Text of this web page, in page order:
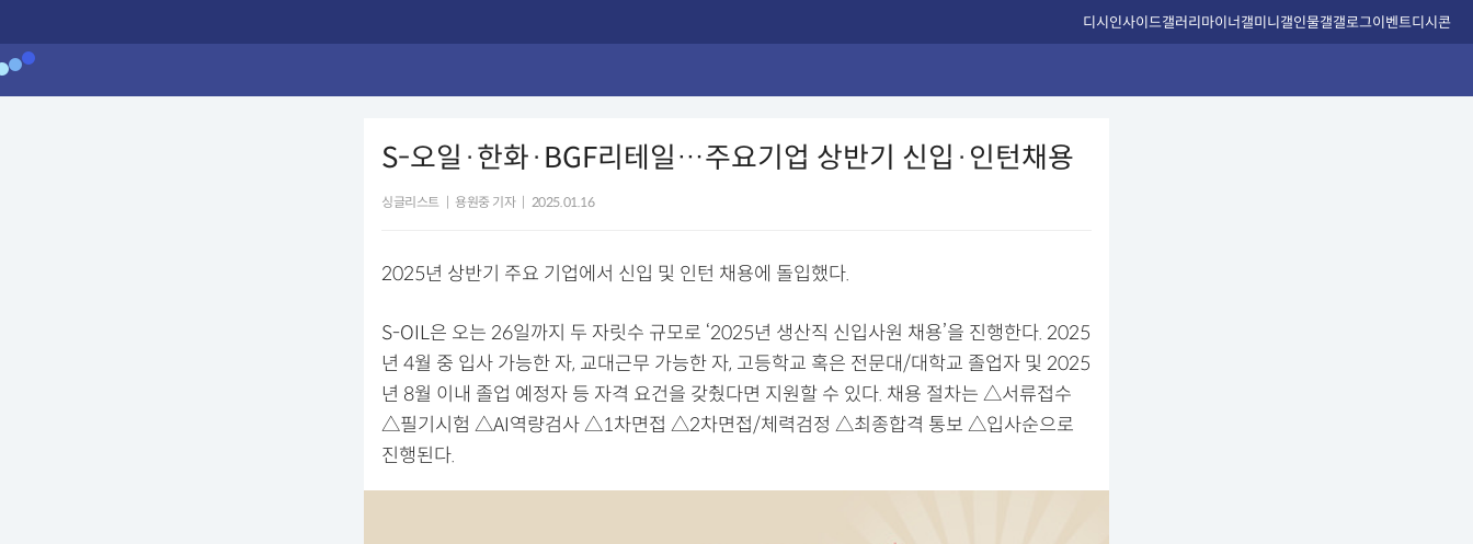
디시인사이드갤러리마이너갤미니갤인물갤갤로그이벤트디시콘
S-오일·한화·BGF리테일…주요기업 상반기 신입·인턴채용
싱글리스트 용원중 기자 2025.01.16
2025년 상반기 주요 기업에서 신입 및 인턴 채용에 돌입했다.
S-OIL은 오는 26일까지 두 자릿수 규모로 ‘2025년 생산직 신입사원 채용’을 진행한다. 2025
년 4월 중 입사 가능한 자, 교대근무 가능한 자, 고등학교 혹은 전문대/대학교 졸업자 및 2025
년 8월 이내 졸업 예정자 등 자격 요건을 갖췄다면 지원할 수 있다. 채용 절차는 △서류접수
△필기시험 △AI역량검사 △1차면접 △2차면접/체력검정 △최종합격 통보 △입사순으로
진행된다.